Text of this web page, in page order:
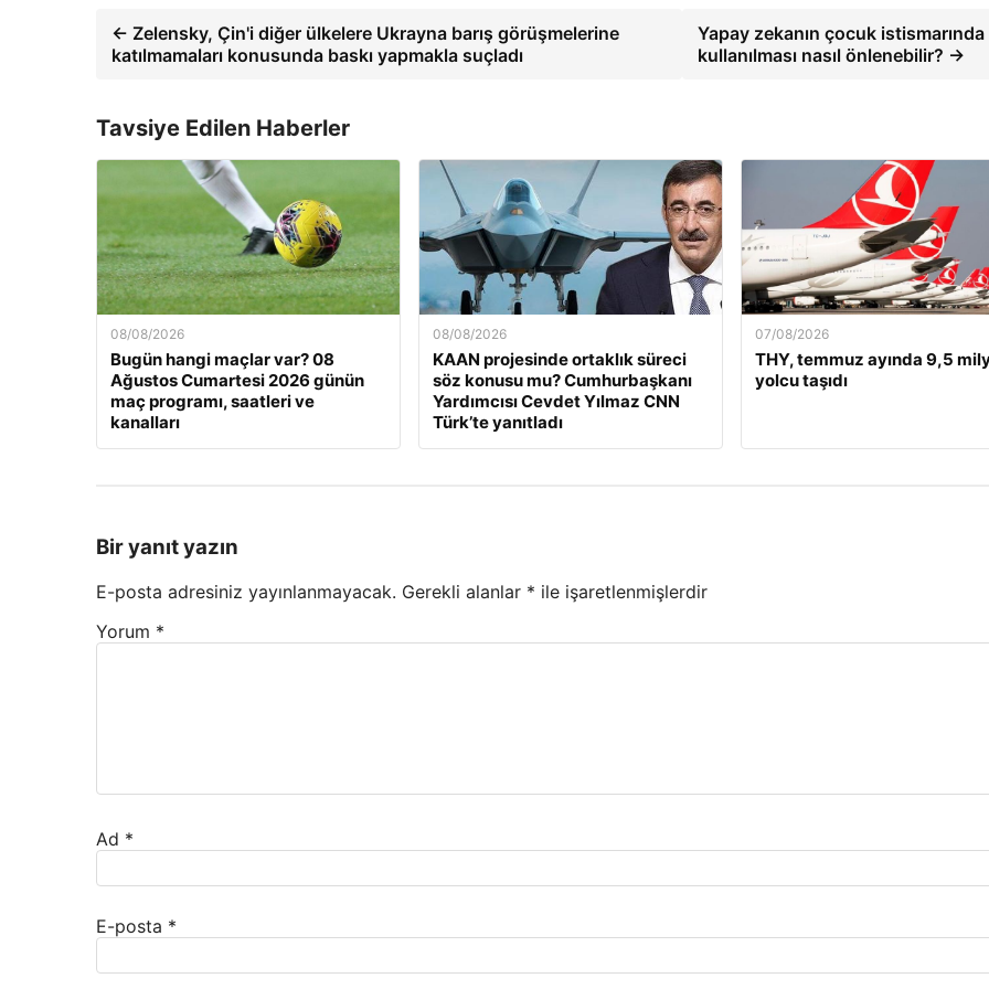
← Zelensky, Çin'i diğer ülkelere Ukrayna barış görüşmelerine
katılmamaları konusunda baskı yapmakla suçladı
Yapay zekanın çocuk istismarında
kullanılması nasıl önlenebilir? →
Tavsiye Edilen Haberler
08/08/2026
Bugün hangi maçlar var? 08
Ağustos Cumartesi 2026 günün
maç programı, saatleri ve
kanalları
08/08/2026
KAAN projesinde ortaklık süreci
söz konusu mu? Cumhurbaşkanı
Yardımcısı Cevdet Yılmaz CNN
Türk’te yanıtladı
07/08/2026
THY, temmuz ayında 9,5
yolcu taşıdı
Bir yanıt yazın
E-posta adresiniz yayınlanmayacak. Gerekli alanlar * ile işaretlenmişlerdir
Yorum *
Ad *
E-posta *